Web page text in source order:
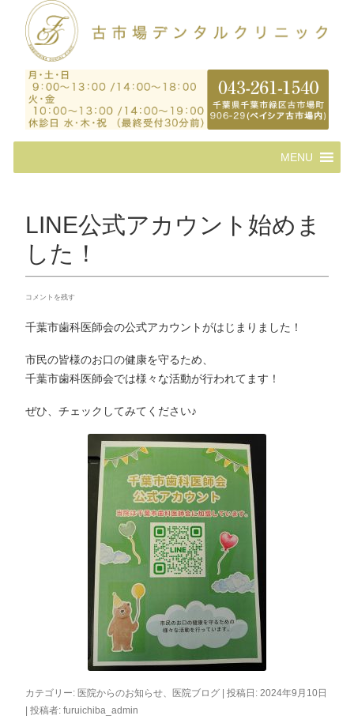
ツ
へ
ッ
MENU
LINE公式アカウント始めま
した！
コメントを残す
千葉市歯科医師会の公式アカウントがはじまりました！
市民の皆様のお口の健康を守るため、
千葉市歯科医師会では様々な活動が行われてます！
ぜひ、チェックしてみてください♪
カテゴリー: 医院からのお知らせ、 医院ブログ | 投稿日:2024年9月10日
|投稿者:furuichiba_admin